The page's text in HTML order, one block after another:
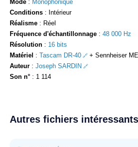
Mode : Monophonique
Conditions : Intérieur
Réalisme : Réel
Fréquence d'échantillonnage : 48 000 Hz
Résolution : 16 bits
Matériel : Tascam DR-40
+ Sennheiser
Auteur : Joseph SARDIN
Son n° : 1 114
Autres fichiers intéressants